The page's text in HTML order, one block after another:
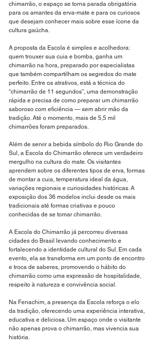
chimarrão, o espaço se torna parada obrigatória
para os amantes da erva-mate e para os curiosos
que desejam conhecer mais sobre esse ícone da
cultura gaúcha.
A proposta da Escola é simples e acolhedora:
quem trouxer sua cuia e bomba, ganha um
chimarrão na hora, preparado por especialistas
que também compartilham os segredos do mate
perfeito. Entre os atrativos, está a técnica do
“chimarrão de 11 segundos”, uma demonstração
rápida e precisa de como preparar um chimarrão
saboroso com eficiência — sem abrir mão da
tradição. Até o momento, mais de 5,5 mil
chimarrões foram preparados.
Além de servir a bebida símbolo do Rio Grande do
Sul, a Escola do Chimarrão oferece um verdadeiro
mergulho na cultura do mate. Os visitantes
aprendem sobre os diferentes tipos de erva, formas
de montar a cuia, temperatura ideal da água,
variações regionais e curiosidades históricas. A
exposição dos 36 modelos inclui desde os mais
tradicionais até formas criativas e pouco
conhecidas de se tomar chimarrão.
A Escola do Chimarrão já percorreu diversas
cidades do Brasil levando conhecimento e
fortalecendo a identidade cultural do Sul. Em cada
evento, ela se transforma em um ponto de encontro
e troca de saberes, promovendo o hábito do
chimarrão como uma expressão de hospitalidade,
respeito à natureza e convivência social.
Na Fenachim, a presença da Escola reforça o elo
da tradição, oferecendo uma experiência interativa,
educativa e deliciosa. Um espaço onde o visitante
não apenas prova o chimarrão, mas vivencia sua
história.